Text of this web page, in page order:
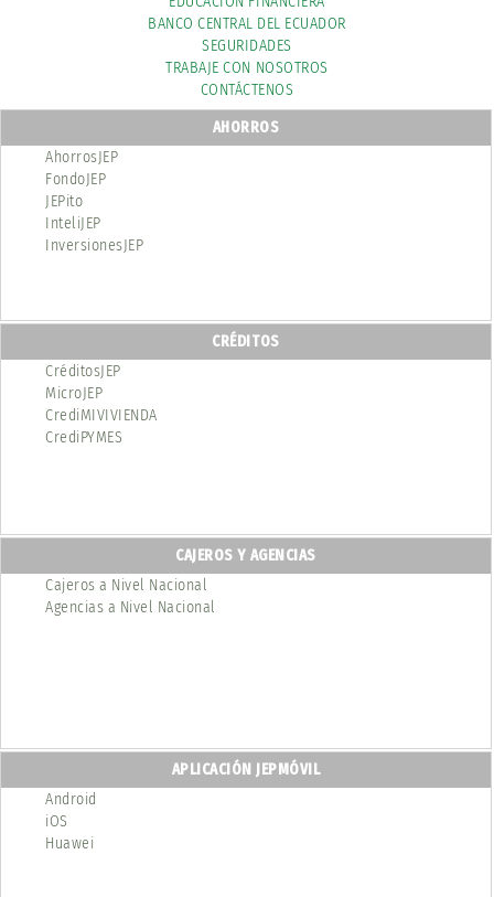
BANCO CENTRAL DEL ECUADOR
SEGURIDADES
TRABAJE CON NOSOTROS
CONTÁCTENOS
AHORROS
AhorrosJEP
FondoJEP
JEPito
InteliJEP
InversionesJEP
CRÉDITOS
CréditosJEP
MicroJEP
CrediMIVIVIENDA
CrediPYMES
CAJEROS Y AGENCIAS
Cajeros a Nivel Nacional
Agencias a Nivel Nacional
APLICACIÓN JEPMÓVIL
Android
iOS
Huawei